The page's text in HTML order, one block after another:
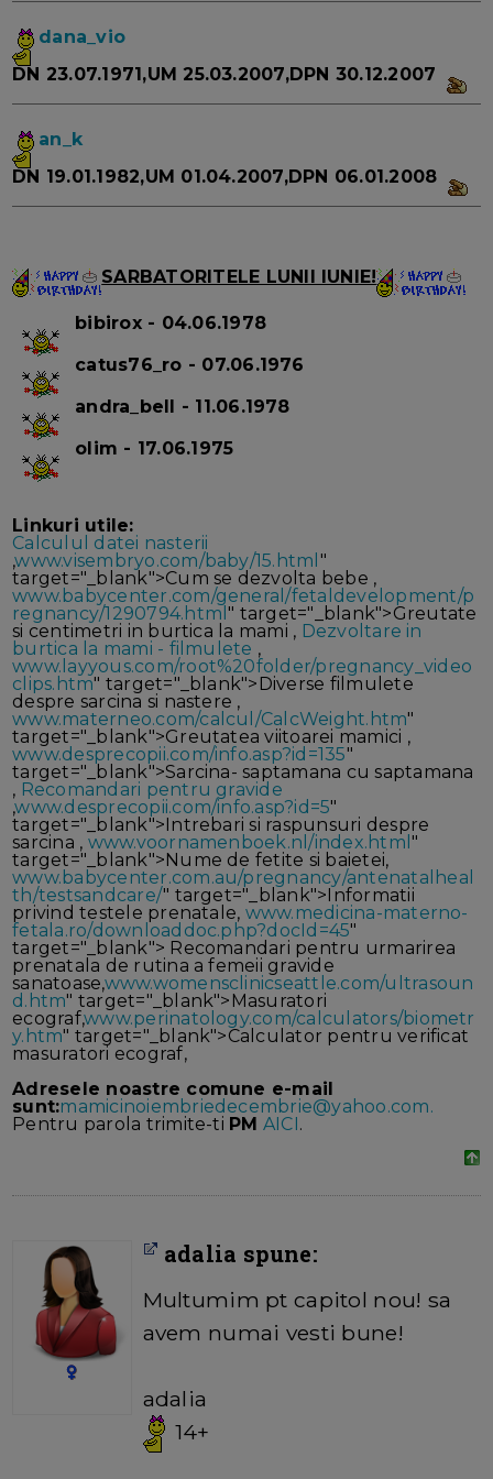
dana_vio
DN 23.07.1971,UM 25.03.2007,DPN 30.12.2007
an_k
DN 19.01.1982,UM 01.04.2007,DPN 06.01.2008
SARBATORITELE LUNII IUNIE!
bibirox - 04.06.1978
catus76_ro - 07.06.1976
andra_bell - 11.06.1978
olim - 17.06.1975
Linkuri utile:
Calculul datei nasterii
,www.visembryo.com/baby/15.html "
target="_blank">Cum se dezvolta bebe ,
www.babycenter.com/general/fetaldevelopment/p
regnancy/1290794.html " target="_blank">Greutate
si centimetri in burtica la mami , Dezvoltare in
burtica la mami - filmulete ,
www.layyous.com/root%20folder/pregnancy_video
clips.htm" target="_blank">Diverse filmulete
despre sarcina si nastere ,
www.materneo.com/calcul/CalcWeight.htm"
target="_blank">Greutatea viitoarei mamici ,
www.desprecopii.com/info.asp?id=135"
target="_blank">Sarcina- saptamana cu saptamana
, Recomandari pentru gravide
,www.desprecopii.com/info.asp?id=5"
target="_blank">Intrebari si raspunsuri despre
sarcina , www.voornamenboek.nl/index.html "
target="_blank">Nume de fetite si baietei,
www.babycenter.com.au/pregnancy/antenatalheal
th/testsandcare/" target="_blank">Informatii
privind testele prenatale, www.medicina-materno-
fetala.ro/downloaddoc.php?docId=45"
target="_blank"> Recomandari pentru urmarirea
prenatala de rutina a femeii gravide
sanatoase,www.womensclinicseattle.com/ultrasoun
d.htm" target="_blank">Masuratori
ecograf,www.perinatology.com/calculators/biometr
y.htm" target="_blank">Calculator pentru verificat
masuratori ecograf,
Adresele noastre comune e-mail
sunt:mamicinoiembriedecembrie@yahoo.com.
Pentru parola trimite-ti PM AICI.
adalia spune:
Multumim pt capitol nou! sa
avem numai vesti bune!
adalia
14+